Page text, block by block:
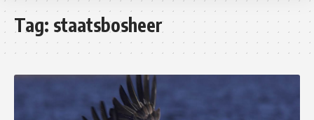
Tag: staatsbosheer